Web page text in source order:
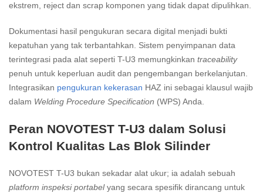
ekstrem, reject dan scrap komponen yang tidak dapat dipulihkan.
Dokumentasi hasil pengukuran secara digital menjadi bukti
kepatuhan yang tak terbantahkan. Sistem penyimpanan data
terintegrasi pada alat seperti T-U3 memungkinkan traceability
penuh untuk keperluan audit dan pengembangan berkelanjutan.
Integrasikan pengukuran kekerasan HAZ ini sebagai klausul wajib
dalam Welding Procedure Specification (WPS) Anda.
Peran NOVOTEST T-U3 dalam Solusi
Kontrol Kualitas Las Blok Silinder
NOVOTEST T-U3 bukan sekadar alat ukur; ia adalah sebuah
platform inspeksi portabelyang secara spesifik dirancang untuk